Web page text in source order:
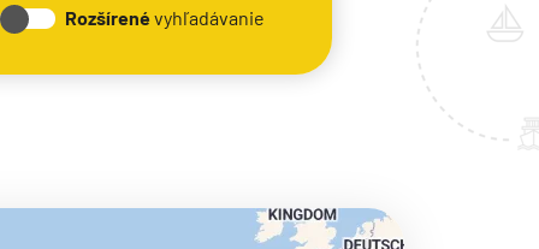
Rozšírenévyhľadávanie